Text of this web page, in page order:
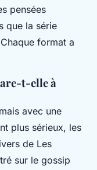
pensées
que la série
format a
t-elle à
avec une
plus sérieux, les
de Les
sur le gossip